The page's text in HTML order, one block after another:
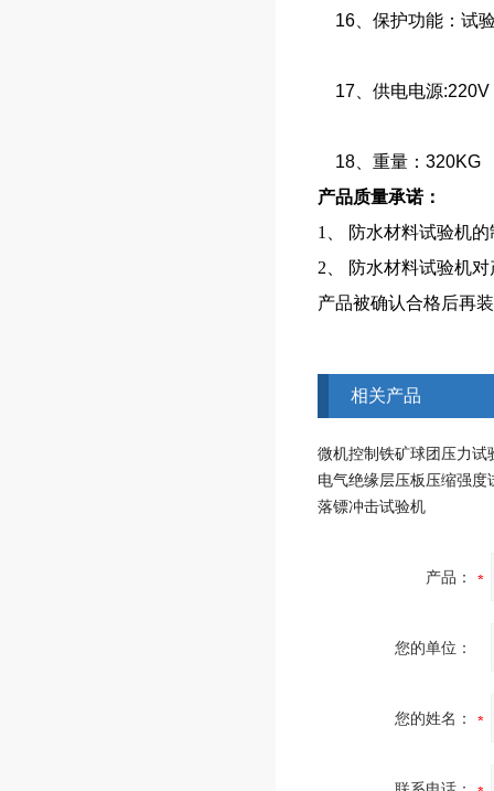
16、保护功能：试
17、供电电源:220V
18、重量：320KG
产品质量承诺：
1、 防水材料试验机
2、
防水材料试验机对
产品被确认合格后再
相关产品
微机控制铁矿球团压力试
电气绝缘层压板压缩强度
落镖冲击试验机
产品：
您的单位：
您的姓名：